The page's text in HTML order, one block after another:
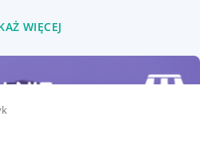
WIĘCEJ